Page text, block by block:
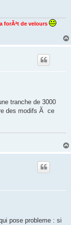
forÃªt de velours
tranche de 3000
des modifs Ã ce
pose probleme : si